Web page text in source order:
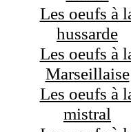
Les oeufs à
hussarde
Les oeufs à
Marseillaise
Les oeufs à
mistral